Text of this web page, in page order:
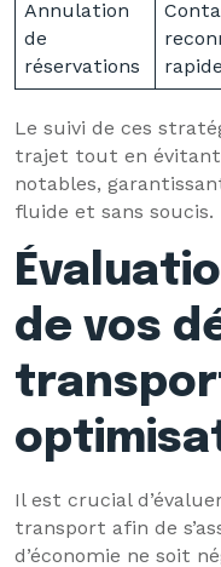
Annulation
de
réservations
Le suivi de ces
trajet tout en évitant
notables,
fluide et sans soucis.
de vos
Il est crucial
transport afin de
d’économie ne soit